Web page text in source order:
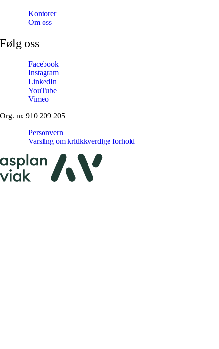
Kontorer
Om oss
Følg oss
Facebook
Instagram
LinkedIn
YouTube
Vimeo
Org. nr. 910 209 205
Personvern
Varsling om kritikkverdige forhold